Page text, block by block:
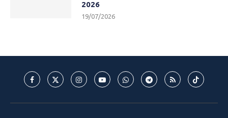
2026
19/07/2026